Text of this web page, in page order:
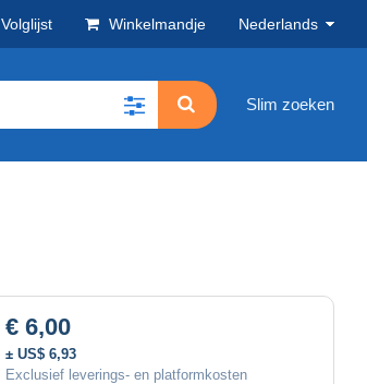
Volglijst Winkelmandje Nederlands
Slim zoeken
€ 6,00
± US$ 6,93
Exclusief leverings- en platformkosten